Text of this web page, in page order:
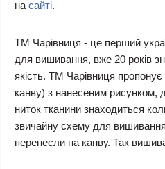
на сайті.
ТМ Чарівниця - це перший
для вишивання, вже 20 років
якість. ТМ Чарівниця
канву) з нанесеним рисунком,
ниток тканини знаходиться
звичайну схему для
перенесли на канву. Так